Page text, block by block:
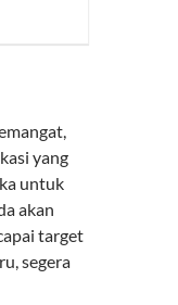
yang
untuk
akan
target
segera